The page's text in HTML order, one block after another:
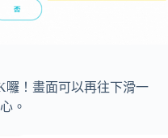
囉！畫面可以再往下滑一
。